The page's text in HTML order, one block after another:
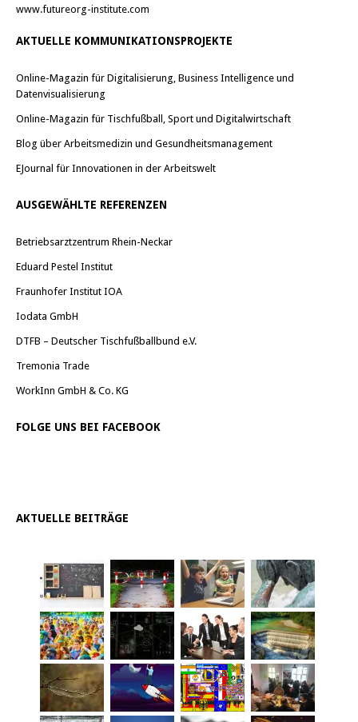
www.futureorg-institute.com
AKTUELLE KOMMUNIKATIONSPROJEKTE
Online-Magazin für Digitalisierung, Business Intelligence und
Datenvisualisierung
Online-Magazin für Tischfußball, Sport und Digitalwirtschaft
Blog über Arbeitsmedizin und Gesundheitsmanagement
EJournal für Innovationen in der Arbeitswelt
AUSGEWÄHLTE REFERENZEN
Betriebsarztzentrum Rhein-Neckar
Eduard Pestel Institut
Fraunhofer Institut IOA
Iodata GmbH
DTFB – Deutscher Tischfußballbund e.V.
Tremonia Trade
WorkInn GmbH & Co. KG
FOLGE UNS BEI FACEBOOK
AKTUELLE BEITRÄGE